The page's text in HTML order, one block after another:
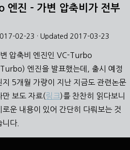
엔진 – 가변 압축비가 전부
02-23 · Updated 2017-03-23
압축비 엔진인 VC-Turbo
엔진을 발표했는데, 출시 예정
5개월 가량이 지난 지금도 관련논문
만 보도 자료(링크)를 찬찬히 읽다보니
운 내용이 있어 간단히 다뤄보는 것
다.